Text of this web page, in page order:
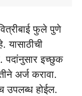
फुले पुणे
यासाठीची
इच्छुक
अर्ज करावा.
उपलब्ध होईल.